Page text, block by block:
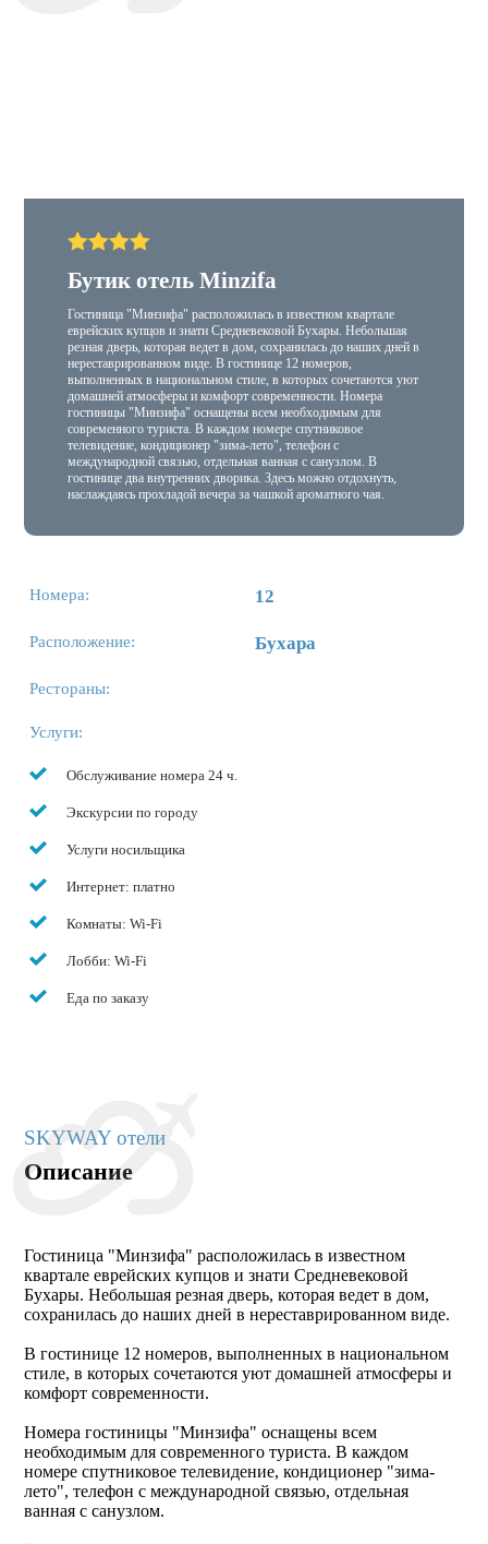
Бутик отель Minzifa
Гостиница "Минзифа" расположилась в известном квартале
еврейских купцов и знати Средневековой Бухары. Небольшая
резная дверь, которая ведет в дом, сохранилась до наших дней в
нереставрированном виде. В гостинице 12 номеров,
выполненных в национальном стиле, в которых сочетаются уют
домашней атмосферы и комфорт современности. Номера
гостиницы "Минзифа" оснащены всем необходимым для
современного туриста. В каждом номере спутниковое
телевидение, кондиционер "зима-лето", телефон с
международной связью, отдельная ванная с санузлом. В
гостинице два внутренних дворика. Здесь можно отдохнуть,
наслаждаясь прохладой вечера за чашкой ароматного чая.
Номера: 12
Расположение: Бухара
Рестораны:
Услуги:
Обслуживание номера 24 ч.
Экскурсии по городу
Услуги носильщика
Интернет: платно
Комнаты: Wi-Fi
Лобби: Wi-Fi
Еда по заказу
SKYWAY отели
Описание
Гостиница "Минзифа" расположилась в известном
квартале еврейских купцов и знати Средневековой
Бухары. Небольшая резная дверь, которая ведет в дом,
сохранилась до наших дней в нереставрированном виде.
В гостинице 12 номеров, выполненных в национальном
стиле, в которых сочетаются уют домашней атмосферы и
комфорт современности.
Номера гостиницы "Минзифа" оснащены всем
необходимым для современного туриста. В каждом
номере спутниковое телевидение, кондиционер "зима-
лето", телефон с международной связью, отдельная
ванная с санузлом.